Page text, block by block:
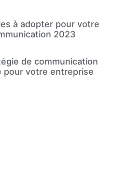
à adopter pour votre
2023
de communication
pour votre entreprise